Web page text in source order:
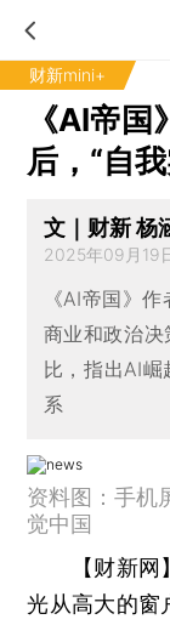
财新mini+
《AI帝
后，“自
文｜财新 杨
2025年09月19
《AI帝国》
商业和政治决
比，指出AI崛
系
资料图：手机
觉中国
【财新网】
光从高大的窗